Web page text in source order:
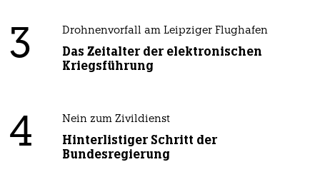
3 Drohnenvorfall am Leipziger Flughafen
Das Zeitalter der elektronischen
Kriegsführung
4 Nein zum Zivildienst
Hinterlistiger Schritt der
Bundesregierung